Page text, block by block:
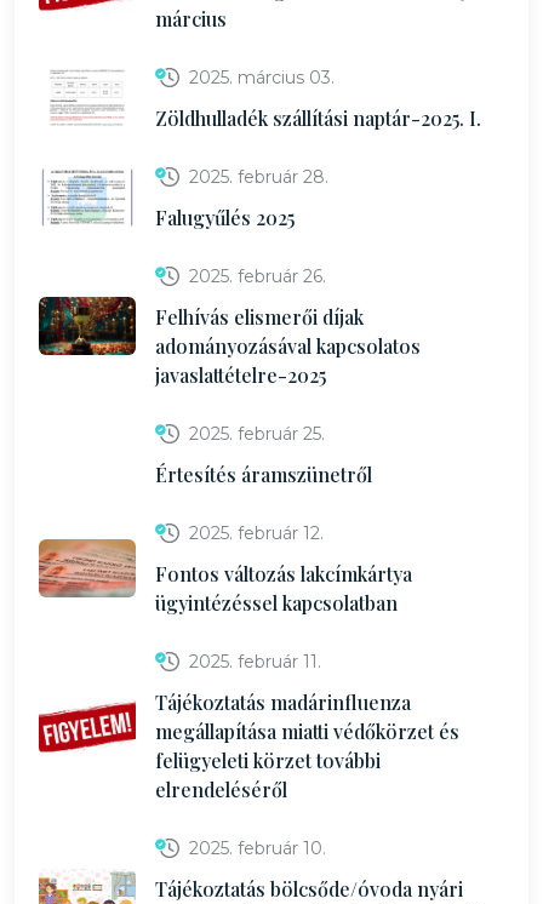
március
2025. március 03.
Zöldhulladék szállítási naptár-2025. I.
2025. február 28.
Falugyűlés 2025
2025. február 26.
Felhívás elismerői díjak
adományozásával kapcsolatos
javaslattételre-2025
2025. február 25.
Értesítés áramszünetről
2025. február 12.
Fontos változás lakcímkártya
ügyintézéssel kapcsolatban
2025. február 11.
Tájékoztatás madárinfluenza
megállapítása miatti védőkörzet és
felügyeleti körzet további
elrendeléséről
2025. február 10.
Tájékoztatás bölcsőde/óvoda nyári